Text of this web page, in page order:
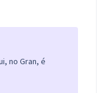
no Gran, é